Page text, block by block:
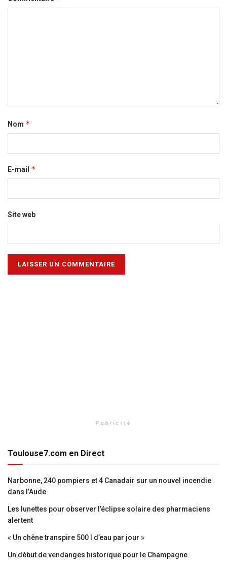
Nom *
E-mail *
Site web
Publicité
Toulouse7.com en Direct
Narbonne, 240 pompiers et 4 Canadair sur un nouvel incendie
dans l’Aude
Les lunettes pour observer l’éclipse solaire des pharmaciens
alertent
« Un chêne transpire 500 l d’eau par jour »
Un début de vendanges historique pour le Champagne